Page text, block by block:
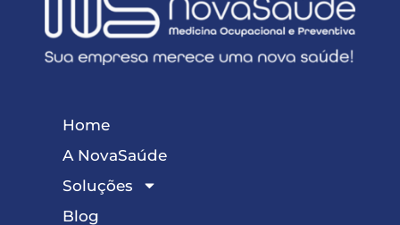
Home
A NovaSaúde
Soluções
Blog